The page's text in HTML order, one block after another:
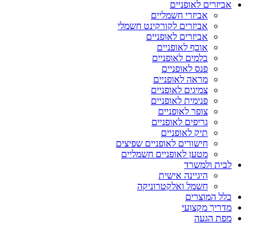
אביזרים לאופניים
אביזרי חשמליים
אביזרים לקורקינט חשמלי
אביזרים לאופניים
אוכף לאופניים
בלמים לאופניים
פנס לאופניים
מראה לאופניים
צמיגים לאופניים
פנימית לאופניים
צופר לאופניים
גריפים לאופניים
תיק לאופניים
חישורים לאופניים שפיצים
מטען לאופניים חשמליים
לבית ולמשרד
היגיינה אישית
חשמל ואלקטרוניקה
כלל המוצרים
מדריך מקצועי
מפת הגעה